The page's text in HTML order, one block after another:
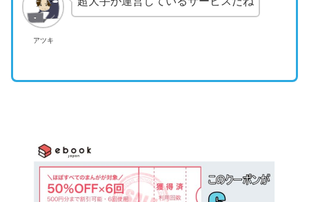
アツキ